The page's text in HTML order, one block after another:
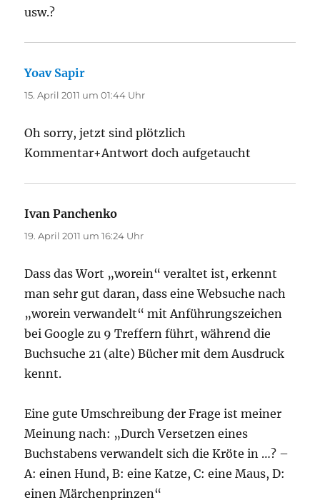
usw.?
Yoav Sapir
15. April 2011 um 01:44 Uhr
Oh sorry, jetzt sind plötzlich
Kommentar+Antwort doch aufgetaucht
Ivan Panchenko
19. April 2011 um 16:24 Uhr
Dass das Wort „worein“ veraltet ist, erkennt
man sehr gut daran, dass eine Websuche nach
„worein verwandelt“ mit Anführungszeichen
bei Google zu 9 Treffern führt, während die
Buchsuche 21 (alte) Bücher mit dem Ausdruck
kennt.
Eine gute Umschreibung der Frage ist meiner
Meinung nach: „Durch Versetzen eines
Buchstabens verwandelt sich die Kröte in …? –
A: einen Hund, B: eine Katze, C: eine Maus, D:
einen Märchenprinzen“